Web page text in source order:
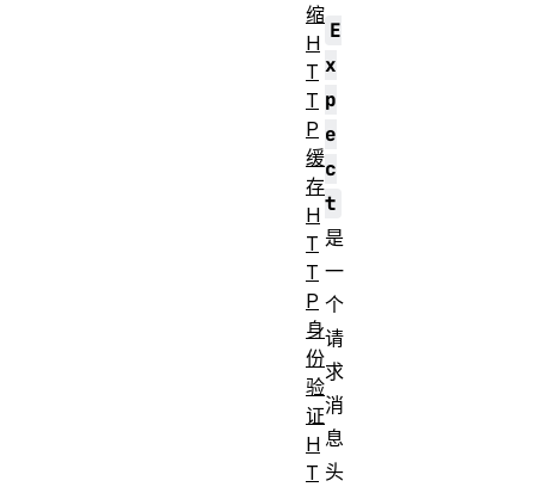
E
x
p
e
c
t
是
一
个
请
求
消
息
头
缩
H
T
T
P
缓
存
H
T
T
P
身
份
验
证
H
T